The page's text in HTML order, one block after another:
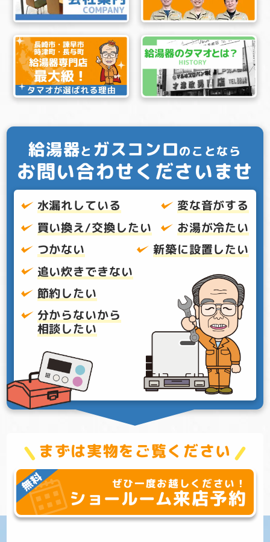
給湯器と ガスコンロのことなら
お問い合わせくださいませ
水漏れしている
変な音がする
買い換え/交換したい
お湯が冷たい
つかない
新築に設置したい
追い炊きできない
節約したい
分からないから
相談したい
まずは実物をご覧ください
ぜひ一度お越しください！
ショールーム来店予約